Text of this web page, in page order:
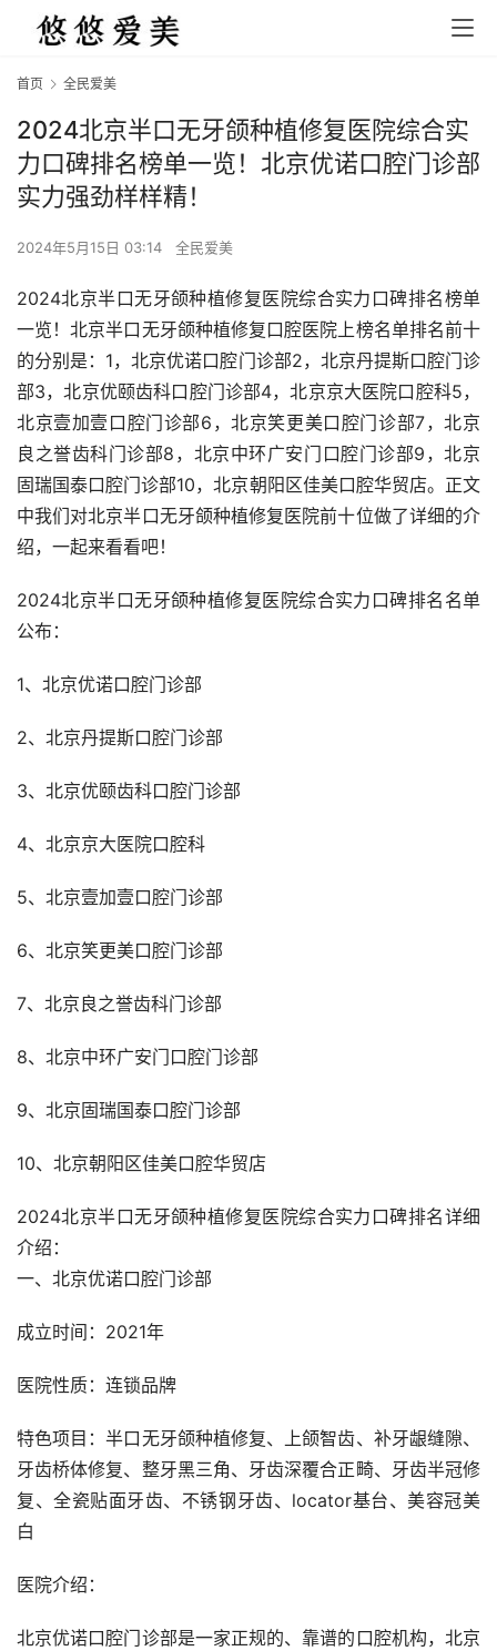
首页 全民爱美
2024北京半口无牙颌种植修复医院综合实
力口碑排名榜单一览！北京优诺口腔门诊部
实力强劲样样精！
2024年5月15日 03:14 全民爱美
2024北京半口无牙颌种植修复医院综合实力口碑排名榜单
一览！北京半口无牙颌种植修复口腔医院上榜名单排名前十
的分别是：1，北京优诺口腔门诊部2，北京丹提斯口腔门诊
部3，北京优颐齿科口腔门诊部4，北京京大医院口腔科5，
北京壹加壹口腔门诊部6，北京笑更美口腔门诊部7，北京
良之誉齿科门诊部8，北京中环广安门口腔门诊部9，北京
固瑞国泰口腔门诊部10，北京朝阳区佳美口腔华贸店。正文
中我们对北京半口无牙颌种植修复医院前十位做了详细的介
绍，一起来看看吧！
2024北京半口无牙颌种植修复医院综合实力口碑排名名单
公布：
1、北京优诺口腔门诊部
2、北京丹提斯口腔门诊部
3、北京优颐齿科口腔门诊部
4、北京京大医院口腔科
5、北京壹加壹口腔门诊部
6、北京笑更美口腔门诊部
7、北京良之誉齿科门诊部
8、北京中环广安门口腔门诊部
9、北京固瑞国泰口腔门诊部
10、北京朝阳区佳美口腔华贸店
2024北京半口无牙颌种植修复医院综合实力口碑排名详细
介绍：
一、北京优诺口腔门诊部
成立时间：2021年
医院性质：连锁品牌
特色项目：半口无牙颌种植修复、上颌智齿、补牙龈缝隙、
牙齿桥体修复、整牙黑三角、牙齿深覆合正畸、牙齿半冠修
复、全瓷贴面牙齿、不锈钢牙齿、locator基台、美容冠美
白
医院介绍：
北京优诺口腔门诊部是一家正规的、靠谱的口腔机构，北京